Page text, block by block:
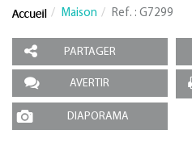
Maison Ref. : G7299
PARTAGER
AVERTIR
DIAPORAMA